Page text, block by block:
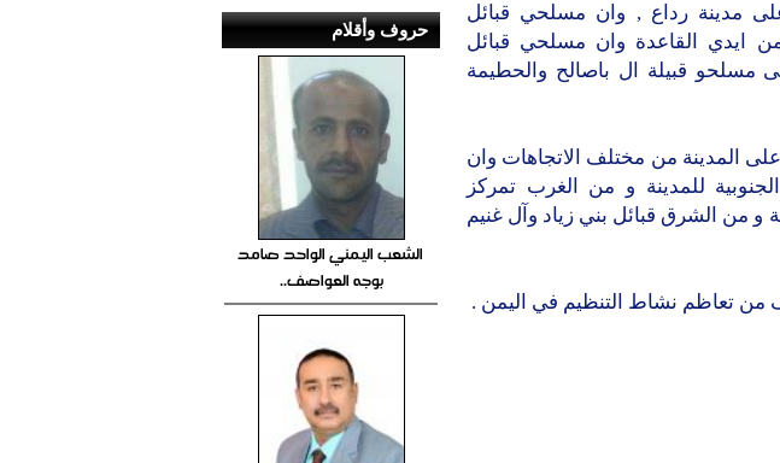
مدينة رداع , وان مسلحي قبائل
ايدي القاعدة وان مسلحي قبائل
مسلحو قبيلة ال باصالح والحطيمة
المدينة من مختلف الاتجاهات وان
للمدينة و من الغرب تمركز
من الشرق قبائل بني زياد وآل غنيم
من تعاظم نشاط التنظيم في اليمن .
حروف وأقلام
الشعب اليمني الواحد صامد
بوجه العواصف..